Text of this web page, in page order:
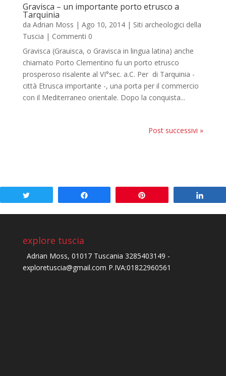
Gravisca – un importante porto etrusco a
Tarquinia
da Adrian Moss | Ago 10, 2014| Siti archeologici della
Tuscia | Commenti 0
Gravisca (Grauisca, o Gravisca in lingua latina) anche
chiamato Porto Clementino fu un porto etrusco
prosperoso risalente al VI°sec. a.C. Per di Tarquinia -
città Etrusca importante -, una porta per il commercio
con il Mediterraneo orientale. Dopo la conquista...
Post successivi »
explore tuscia
Adrian Moss, 01017 Tuscania 3285403149 -
exploretuscia@gmail.com P.IVA:01822960561